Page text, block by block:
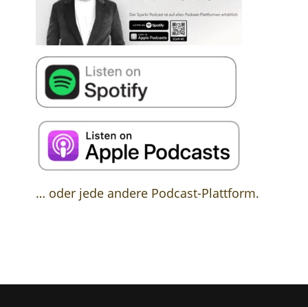
… oder jede andere Podcast-Plattform.